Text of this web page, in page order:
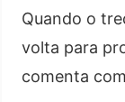
Quando o
volta para
comenta